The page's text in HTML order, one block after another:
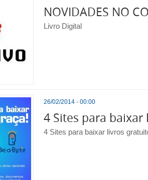
NOVIDADES NO
Livro Digital
26/02/2014 - 00:00
4 Sites para
4 Sites para baixar livros